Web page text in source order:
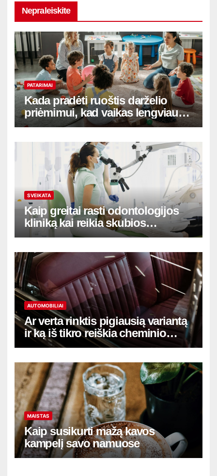
Nepraleiskite
PATARIMAI
Kada pradėti ruoštis darželio
priėmimui, kad vaikas lengviau
adaptuotųsi
SVEIKATA
Kaip greitai rasti odontologijos
kliniką kai reikia skubios
pagalbos
AUTOMOBILIAI
Ar verta rinktis pigiausią variantą
ir ką iš tikro reiškia cheminio
salono valymo Vilniuje kaina
MAISTAS
Kaip susikurti mažą kavos
kampelį savo namuose